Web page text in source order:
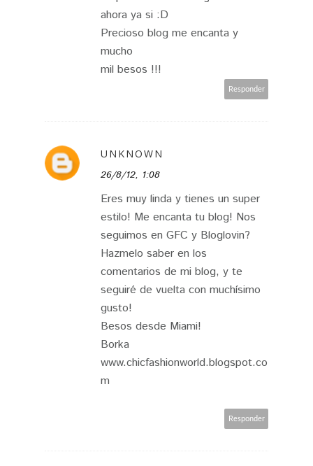
ahora ya si :D
Precioso blog me encanta y
mucho
mil besos !!!
Responder
UNKNOWN
26/8/12, 1:08
Eres muy linda y tienes un super
estilo! Me encanta tu blog! Nos
seguimos en GFC y Bloglovin?
Hazmelo saber en los
comentarios de mi blog, y te
seguiré de vuelta con muchísimo
gusto!
Besos desde Miami!
Borka
www.chicfashionworld.blogspot.co
m
Responder